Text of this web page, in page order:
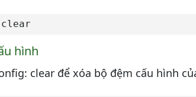
hình
clear để xóa bộ đệm cấu hình